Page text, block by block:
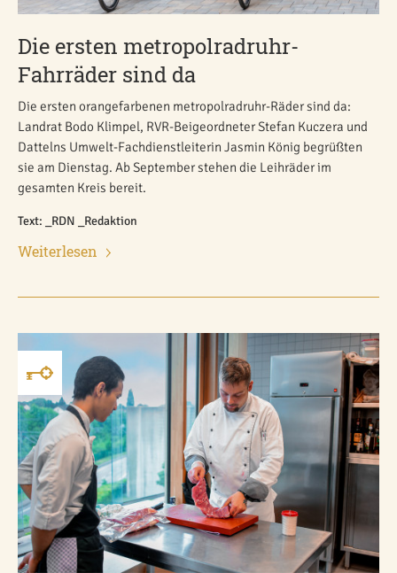
Die ersten metropolradruhr-
Fahrräder sind da
Die ersten orangefarbenen metropolradruhr-Räder sind da:
Landrat Bodo Klimpel, RVR-Beigeordneter Stefan Kuczera und
Dattelns Umwelt-Fachdienstleiterin Jasmin König begrüßten
sie am Dienstag. Ab September stehen die Leihräder im
gesamten Kreis bereit.
Text: _RDN _Redaktion
Weiterlesen